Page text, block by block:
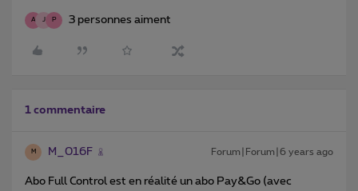
A J P 3 personnes aiment
1 commentaire
M M_016F Forum|Forum|6 years ago
Abo Full Control est en réalité un abo Pay&Go (avec